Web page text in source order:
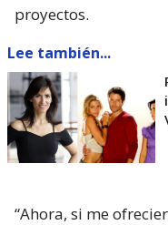
proyectos.
Lee también...
“Ahora, si me